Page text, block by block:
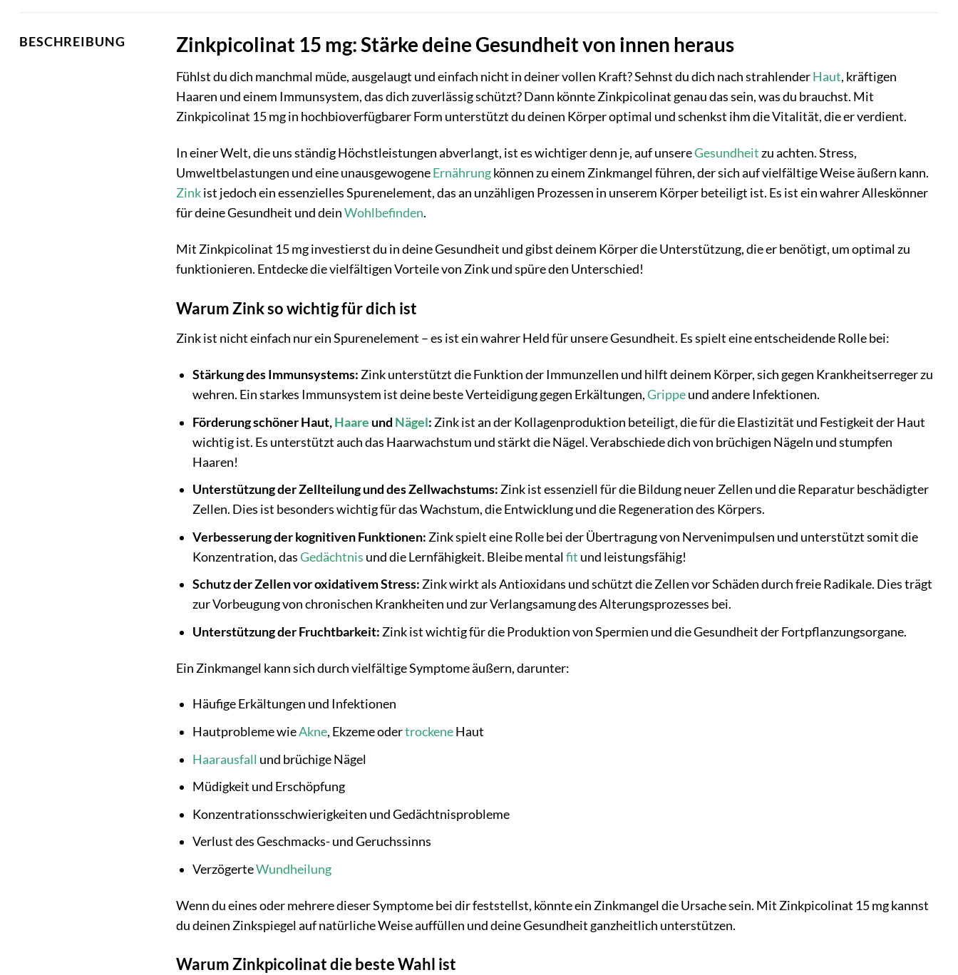
BESCHREIBUNG Zinkpicolinat 15 mg: Stärke deine Gesundheit von innen heraus
Fühlst du dich manchmal müde, ausgelaugt und einfach nicht in deiner vollen Kraft? Sehnst du dich nach strahlenderHaut, kräftigen
Haaren und einem Immunsystem, das dich zuverlässig schützt? Dann könnte Zinkpicolinat genau das sein, was du brauchst. Mit
Zinkpicolinat 15 mg in hochbioverfügbarer Form unterstützt du deinen Körper optimal und schenkst ihm die Vitalität, die er verdient.
In einer Welt, die uns ständig Höchstleistungen abverlangt, ist es wichtiger denn je, auf unsereGesundheitzu achten. Stress,
Umweltbelastungen und eine unausgewogeneErnährungkönnen zu einem Zinkmangel führen, der sich auf vielfältige Weise äußern kann.
Zinkist jedoch ein essenzielles Spurenelement, das an unzähligen Prozessen in unserem Körper beteiligt ist. Es ist ein wahrer Alleskönner
für deine Gesundheit und deinWohlbefinden.
Mit Zinkpicolinat 15 mg investierst du in deine Gesundheit und gibst deinem Körper die Unterstützung, die er benötigt, um optimal zu
funktionieren. Entdecke die vielfältigen Vorteile von Zink und spüre den Unterschied!
Warum Zink so wichtig für dich ist
Zink ist nicht einfach nur ein Spurenelement – es ist ein wahrer Held für unsere Gesundheit. Es spielt eine entscheidende Rolle bei:
Stärkung des Immunsystems: Zink unterstützt die Funktion der Immunzellen und hilft deinem Körper, sich gegen Krankheitserreger zu
wehren. Ein starkes Immunsystem ist deine beste Verteidigung gegen Erkältungen,Grippeund andere Infektionen.
Förderung schöner Haut,Haare und Nägel: Zink ist an der Kollagenproduktion beteiligt, die für die Elastizität und Festigkeit der Haut
wichtig ist. Es unterstützt auch das Haarwachstum und stärkt die Nägel. Verabschiede dich von brüchigen Nägeln und stumpfen
Haaren!
Unterstützung der Zellteilung und des Zellwachstums: Zink ist essenziell für die Bildung neuer Zellen und die Reparatur beschädigter
Zellen. Dies ist besonders wichtig für das Wachstum, die Entwicklung und die Regeneration des Körpers.
Verbesserung der kognitiven Funktionen: Zink spielt eine Rolle bei der Übertragung von Nervenimpulsen und unterstützt somit die
Konzentration, dasGedächtnis und die Lernfähigkeit. Bleibe mentalfit und leistungsfähig!
Schutz der Zellen vor oxidativem Stress: Zink wirkt als Antioxidans und schützt die Zellen vor Schäden durch freie Radikale. Dies trägt
zur Vorbeugung von chronischen Krankheiten und zur Verlangsamung des Alterungsprozesses bei.
Unterstützung der Fruchtbarkeit: Zink ist wichtig für die Produktion von Spermien und die Gesundheit der Fortpflanzungsorgane.
Ein Zinkmangel kann sich durch vielfältige Symptome äußern, darunter:
Häufige Erkältungen und Infektionen
Hautprobleme wieAkne, Ekzeme odertrockeneHaut
Haarausfall und brüchige Nägel
Müdigkeit und Erschöpfung
Konzentrationsschwierigkeiten und Gedächtnisprobleme
Verlust des Geschmacks- und Geruchssinns
VerzögerteWundheilung
Wenn du eines oder mehrere dieser Symptome bei dir feststellst, könnte ein Zinkmangel die Ursache sein. Mit Zinkpicolinat 15 mg kannst
du deinen Zinkspiegel auf natürliche Weise auffüllen und deine Gesundheit ganzheitlich unterstützen.
Warum Zinkpicolinat die beste Wahl ist